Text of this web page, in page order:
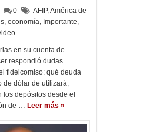
0 AFIP,América de
, economía, Importante,
en su cuenta de
respondió dudas
fideicomiso: qué deuda
de dólar de utilizará,
depósitos desde el
de … Leer más »